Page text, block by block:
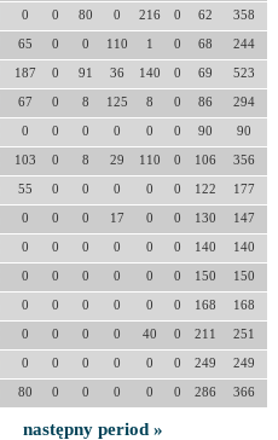
0 0 80 0 216 0 62 358
65 0 0 110 1 0 68 244
187 0 91 36 140 0 69 523
67 0 8 125 8 0 86 294
0 0 0 0 0 0 90 90
103 0 8 29 110 0 106 356
55 0 0 0 0 0 122 177
0 0 0 17 0 0 130 147
0 0 0 0 0 0 140 140
0 0 0 0 0 0 150 150
0 0 0 0 0 0 168 168
0 0 0 0 40 0 211 251
0 0 0 0 0 0 249 249
80 0 0 0 0 0 286 366
następny period »